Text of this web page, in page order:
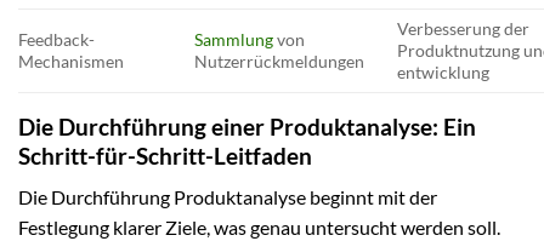
Feedback-
Mechanismen
Sammlungvon
Nutzerrückmeldungen
Verbesserung der
Produktnutzung
entwicklung
Die Durchführung einer Produktanalyse: Ein
Schritt-für-Schritt-Leitfaden
Die Durchführung Produktanalyse beginnt mit der
Festlegung klarer Ziele, was genau untersucht werden soll.